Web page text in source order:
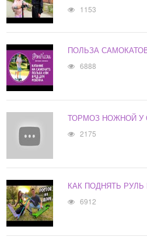
1153
ПОЛЬЗА
6888
ТОРМОЗ НОЖНОЙ У
2175
КАК ПОДНЯТЬ
6912